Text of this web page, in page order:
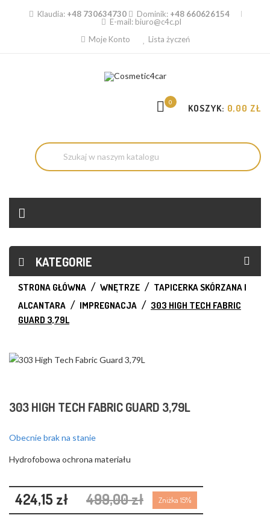
Klaudia: +48 730634730 Dominik: +48 660626154
E-mail: biuro@c4c.pl
Moje Konto
Lista życzeń
0
KOSZYK: 0,00 ZŁ
KATEGORIE
STRONA GŁÓWNA WNĘTRZE
TAPICERKA SKÓRZANA I
ALCANTARA
IMPREGNACJA
303 HIGH TECH FABRIC
GUARD 3,79L
303 HIGH TECH FABRIC GUARD 3,79L
Obecnie brak na stanie
Hydrofobowa ochrona materiału
424,15 zł 499,00 zł Zniżka 15%